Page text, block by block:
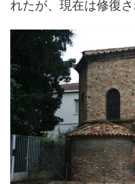
れたが、現在は修復さ